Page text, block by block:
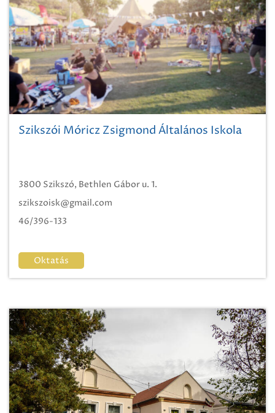
Szikszói Móricz Zsigmond Általános Iskola
3800 Szikszó, Bethlen Gábor u. 1.
szikszoisk@gmail.com
46/396-133
Oktatás